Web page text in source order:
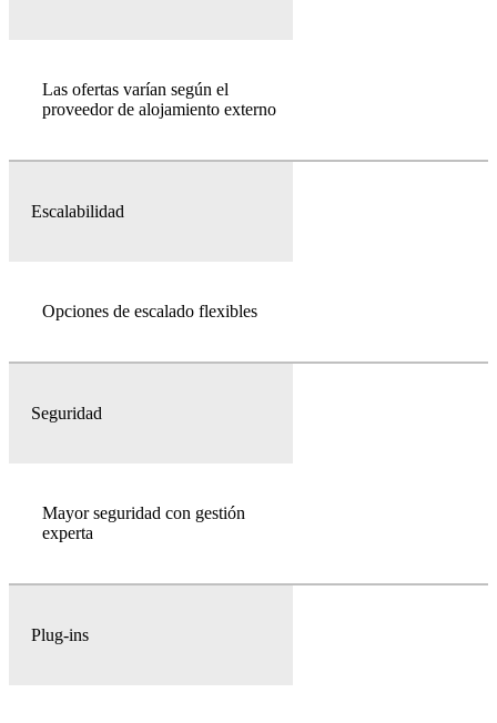
Las ofertas varían según el
proveedor de alojamiento externo
Escalabilidad
Opciones de escalado flexibles
Seguridad
Mayor seguridad con gestión
experta
Plug-ins